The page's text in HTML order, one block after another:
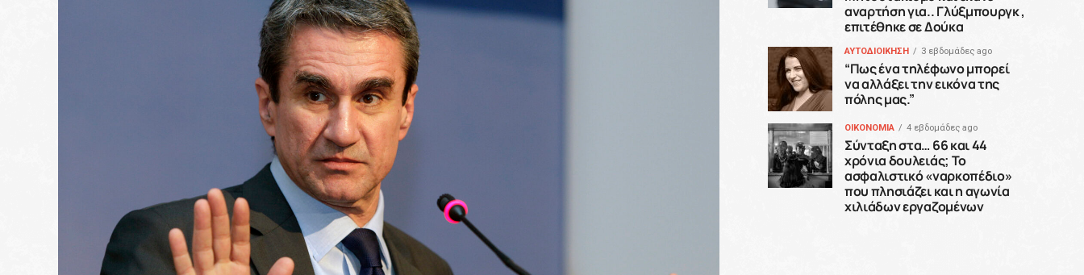
αναρτήση για.. Γλύξμπουργκ ,
επιτέθηκε σε Δούκα
ΑΥΤΟΔΙΟΙΚΗΣΗ 3 εβδομάδες ago
“Πως ένα τηλέφωνο μπορεί
να αλλάξει την εικόνα της
πόλης μας.”
ΟΙΚΟΝΟΜΙΑ 4 εβδομάδες ago
Σύνταξη στα… 66 και 44
χρόνια δουλειάς; Το
ασφαλιστικό «ναρκοπέδιο»
που πλησιάζει και η αγωνία
χιλιάδων εργαζομένων